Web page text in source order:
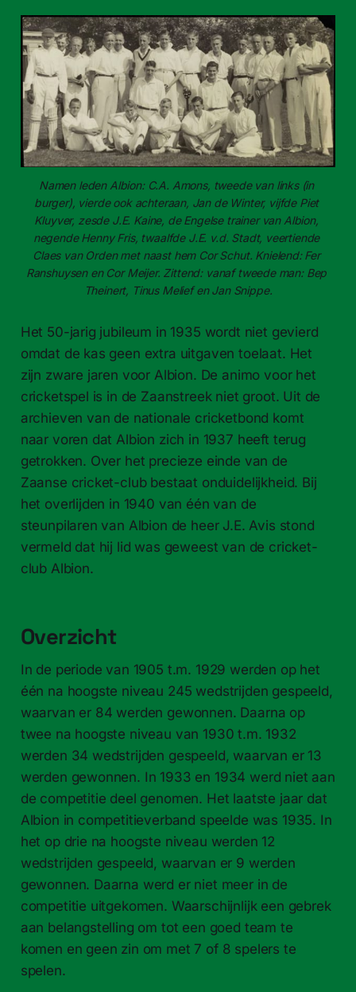
Namen leden Albion: C.A. Amons, tweede van links (in
burger), vierde ook achteraan, Jan de Winter, vijfde Piet
Kluyver, zesde J.E. Kaine, de Engelse trainer van Albion,
negende Henny Fris, twaalfde J.E. v.d. Stadt, veertiende
Claes van Orden met naast hem Cor Schut. Knielend: Fer
Ranshuysen en Cor Meijer. Zittend: vanaf tweede man: Bep
Theinert, Tinus Melief en Jan Snippe.
Het 50-jarig jubileum in 1935 wordt niet gevierd
omdat de kas geen extra uitgaven toelaat. Het
zijn zware jaren voor Albion. De animo voor het
cricketspel is in de Zaanstreek niet groot. Uit de
archieven van de nationale cricketbond komt
naar voren dat Albion zich in 1937 heeft terug
getrokken. Over het precieze einde van de
Zaanse cricket-club bestaat onduidelijkheid. Bij
het overlijden in 1940 van één van de
steunpilaren van Albion de heer J.E. Avis stond
vermeld dat hij lid was geweest van de cricket-
club Albion.
Overzicht
In de periode van 1905 t.m. 1929 werden op het
één na hoogste niveau 245 wedstrijden gespeeld,
waarvan er 84 werden gewonnen. Daarna op
twee na hoogste niveau van 1930 t.m. 1932
werden 34 wedstrijden gespeeld, waarvan er 13
werden gewonnen. In 1933 en 1934 werd niet aan
de competitie deel genomen. Het laatste jaar dat
Albion in competitieverband speelde was 1935. In
het op drie na hoogste niveau werden 12
wedstrijden gespeeld, waarvan er 9 werden
gewonnen. Daarna werd er niet meer in de
competitie uitgekomen. Waarschijnlijk een gebrek
aan belangstelling om tot een goed team te
komen en geen zin om met 7 of 8 spelers te
spelen.